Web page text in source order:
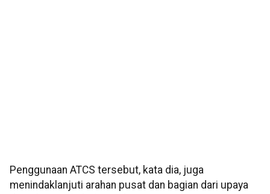
Penggunaan ATCS tersebut, kata dia, juga
menindaklanjuti arahan pusat dan bagian dari upaya